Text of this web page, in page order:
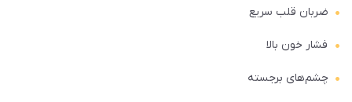
ضربان قلب سریع
فشار خون بالا
چشم‌های برجسته